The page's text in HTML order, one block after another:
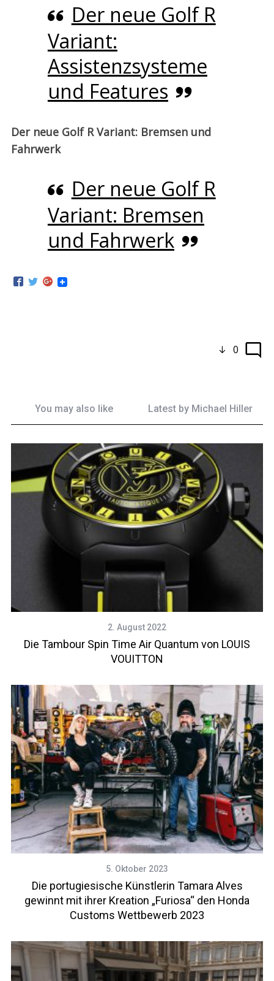
Der neue Golf R
Variant:
Assistenzsysteme
und Features
Der neue Golf R Variant: Bremsen und
Fahrwerk
Der neue Golf R
Variant: Bremsen
und Fahrwerk
0
You may also like Latest by Michael Hiller
2. August 2022
Die Tambour Spin Time Air Quantum von LOUIS
VOUITTON
5. Oktober 2023
Die portugiesische Künstlerin Tamara Alves
gewinnt mit ihrer Kreation „Furiosa“ den Honda
Customs Wettbewerb 2023